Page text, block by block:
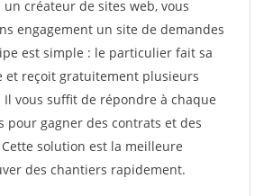
créateur de sites web, vous
engagement un site de demandes
est simple : le particulier fait sa
et reçoit gratuitement plusieurs
Il vous suffit de répondre à chaque
pour gagner des contrats et des
solution est la meilleure
des chantiers rapidement.